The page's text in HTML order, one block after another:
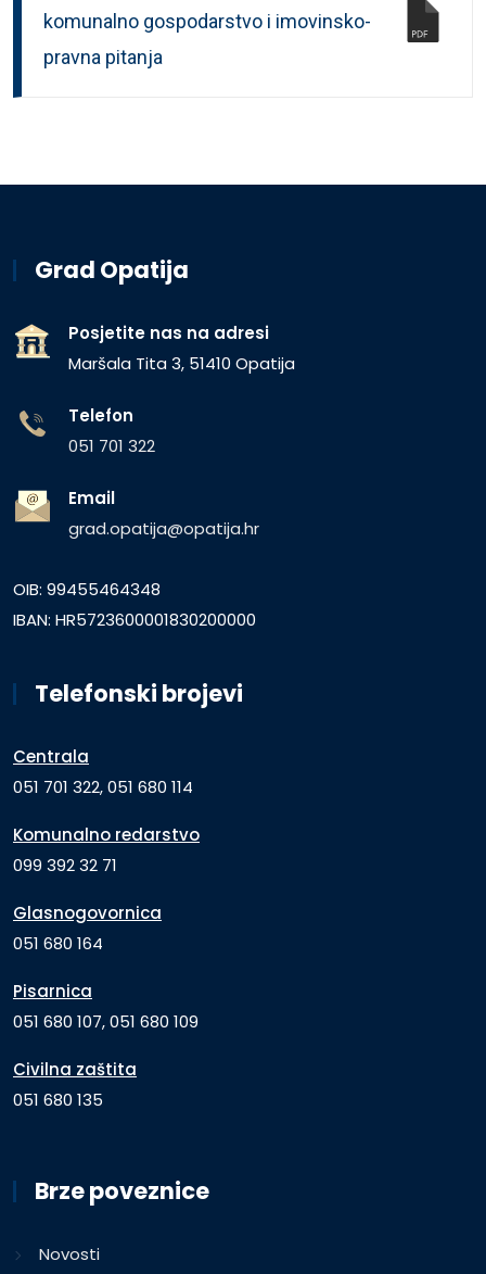
komunalno gospodarstvo i imovinsko-
pravna pitanja
Grad Opatija
Posjetite nas na adresi
Maršala Tita 3, 51410 Opatija
Telefon
051 701 322
Email
grad.opatija@opatija.hr
OIB: 99455464348
IBAN: HR5723600001830200000
Telefonski brojevi
Centrala
051 701 322, 051 680 114
Komunalno redarstvo
099 392 32 71
Glasnogovornica
051 680 164
Pisarnica
051 680 107, 051 680 109
Civilna zaštita
051 680 135
Brze poveznice
Novosti